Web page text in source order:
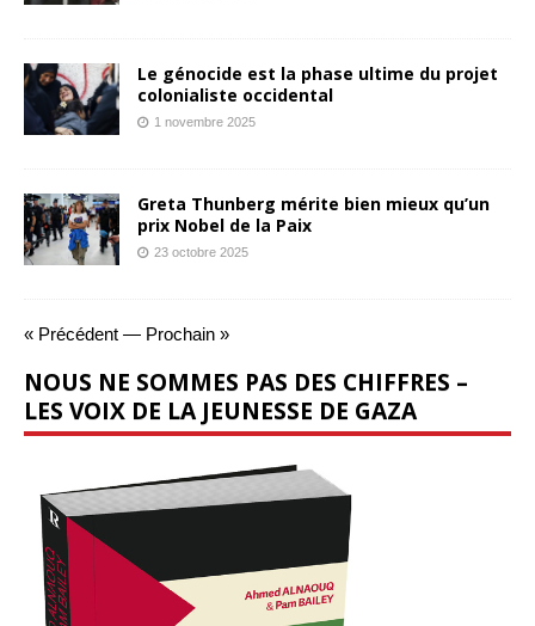
Le génocide est la phase ultime du projet
colonialiste occidental
1 novembre 2025
Greta Thunberg mérite bien mieux qu’un
prix Nobel de la Paix
23 octobre 2025
« Précédent — Prochain »
NOUS NE SOMMES PAS DES CHIFFRES –
LES VOIX DE LA JEUNESSE DE GAZA